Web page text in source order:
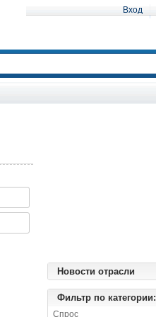
Вход
Новости отрасли
Фильтр по категории:
Спрос